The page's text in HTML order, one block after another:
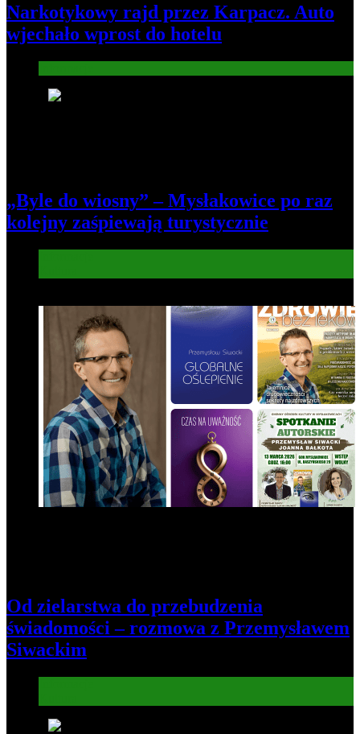
Narkotykowy rajd przez Karpacz. Auto
wjechało wprost do hotelu
„Byle do wiosny” – Mysłakowice po raz
kolejny zaśpiewają turystycznie
Od zielarstwa do przebudzenia
świadomości – rozmowa z Przemysławem
Siwackim